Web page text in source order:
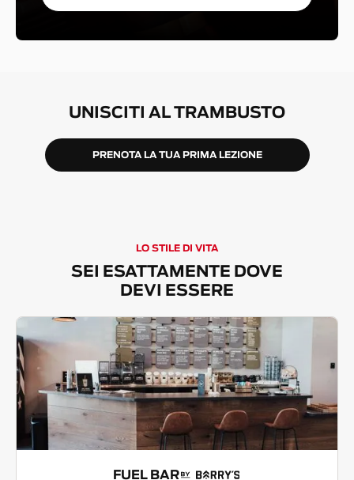
UNISCITI AL TRAMBUSTO
PRENOTA LA TUA PRIMA LEZIONE
LO STILE DI VITA
SEI ESATTAMENTE DOVE
DEVI ESSERE
FUEL BAR